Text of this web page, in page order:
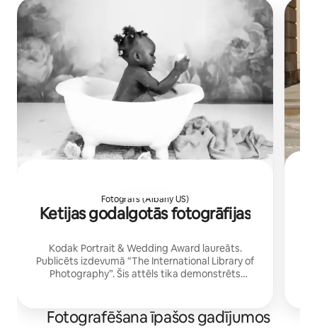
Fotogrāfs (Albany US)
Ketijas godalgotās fotogrāfijas
Kodak Portrait & Wedding Award laureāts.
Publicēts izdevumā “The International Library of
Photography”. Šis attēls tika demonstrēts
Fotografēšana īpašos gadījumos